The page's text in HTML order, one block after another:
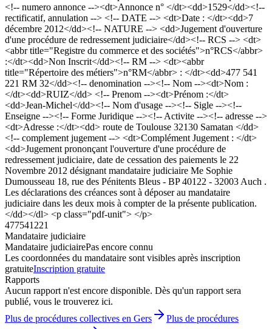
<!-- numero annonce --><dt>Annonce n° </dt><dd>1529</dd><!--
rectificatif, annulation --> <!-- DATE --> <dt>Date : </dt><dd>7
décembre 2012</dd><!-- NATURE --> <dd>Jugement d'ouverture
d'une procédure de redressement judiciaire</dd><!-- RCS --> <dt>
<abbr title="Registre du commerce et des sociétés">n°RCS</abbr>
:</dt><dd>Non Inscrit</dd><!-- RM --> <dt><abbr
title="Répertoire des métiers">n°RM</abbr> : </dt><dd>477 541
221 RM 32</dd><!-- denomination --><!-- Nom --><dt>Nom :
</dt><dd>RUIZ</dd> <!-- Prenom --><dt>Prénom :</dt>
<dd>Jean-Michel</dd><!-- Nom d'usage --><!-- Sigle --><!--
Enseigne --><!-- Forme Juridique --><!-- Activite --><!-- adresse -->
<dt>Adresse :</dt><dd> route de Toulouse 32130 Samatan </dd>
<!-- complement jugement --> <dt>Complément Jugement : </dt>
<dd>Jugement prononçant l'ouverture d'une procédure de
redressement judiciaire, date de cessation des paiements le 22
Novembre 2012 désignant mandataire judiciaire Me Sophie
Dumousseau 18, rue des Pénitents Bleus - BP 40122 - 32003 Auch .
Les déclarations des créances sont à déposer au mandataire
judiciaire dans les deux mois à compter de la présente publication.
</dd></dl> <p class="pdf-unit"> </p>
477541221
Mandataire judiciaire
Mandataire judiciairePas encore connu
Les coordonnées du mandataire sont visibles après inscription
gratuiteInscription gratuite
Rapports
Aucun rapport n'est encore disponible. Dès qu'un rapport sera
publié, vous le trouverez ici.
Plus de procédures collectives en Gers
Plus de procédures